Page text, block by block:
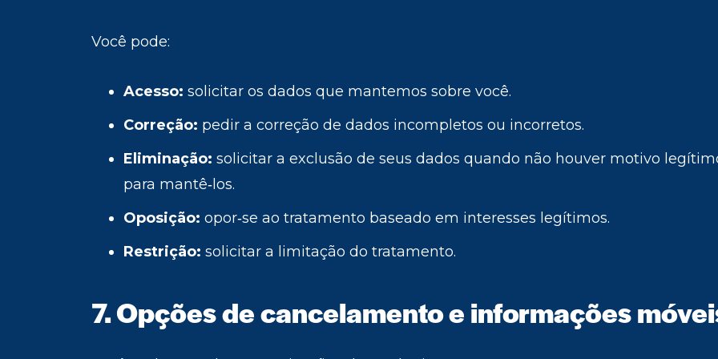
Você pode:
Acesso: solicitar os dados que mantemos sobre você.
Correção: pedir a correção de dados incompletos ou incorretos.
Eliminação: solicitar a exclusão de seus dados quando não houver motivo
para mantê‑los.
Oposição: opor‑se ao tratamento baseado em interesses legítimos.
Restrição: solicitar a limitação do tratamento.
7. Opções de cancelamento e informações